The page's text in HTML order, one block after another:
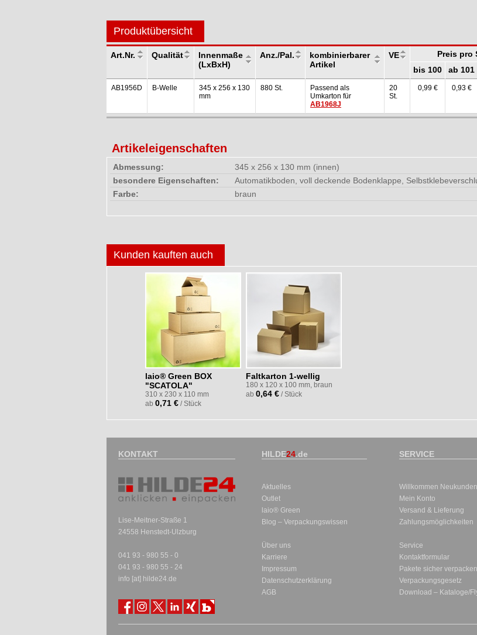
Produktübersicht
Art.Nr. Qualität
Innenmaße
(LxBxH)
Anz./Pal.
kombinierbarer
Artikel
VE Preis pro
bis 100
ab 101
AB1956D B-Welle
345 x 256 x 130
mm
880 St.
Passend als
Umkarton für
AB1968J
20
St.
0,99 € 0,93 €
Artikeleigenschaften
Abmessung:
345 x 256 x 130 mm (innen)
besondere Eigenschaften:
Automatikboden, voll deckende Bodenklappe,
Farbe:
braun
Kunden kauften auch
laio® Green BOX
"SCATOLA"
310 x 230 x 110 mm
ab 0,71 € / Stück
Faltkarton 1-wellig
180 x 120 x 100 mm, braun
ab 0,64 € / Stück
KONTAKT
Lise-Meitner-Straße 1
24558 Henstedt-Ulzburg
041 93 - 980 55 - 0
041 93 - 980 55 - 24
info [at] hilde24.de
HILDE24.de
Aktuelles
Outlet
laio® Green
Blog – Verpackungswissen
Über uns
Karriere
Impressum
Datenschutzerklärung
AGB
SERVICE
Willkommen Neukunden
Mein Konto
Versand & Lieferung
Zahlungsmöglichkeiten
Service
Kontaktformular
Pakete sicher verpacken
Verpackungsgesetz
Download – Kataloge/